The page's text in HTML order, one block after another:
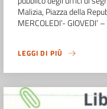
Malizia, Piazza della
MERCOLEDI’-
LEGGI DI PIÙ